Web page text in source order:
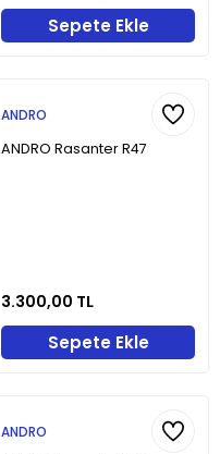
Sepete Ekle
ANDRO
ANDRO Rasanter R47
3.300,00 TL
Sepete Ekle
ANDRO